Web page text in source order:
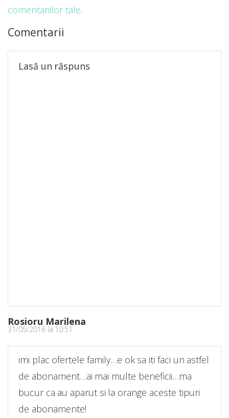
Comentarii
Rosioru Marilena
31/05/2016 la 10:51
imi plac ofertele family…e ok sa iti faci un astfel
de abonament…ai mai multe beneficii…ma
bucur ca au aparut si la orange aceste tipuri
de abonamente!
Lasă un răspuns
comentariilor tale.